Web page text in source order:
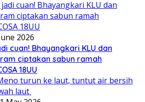
2026
cuan! Bhayangkari KLU dan
ciptakan sabun ramah
18UU